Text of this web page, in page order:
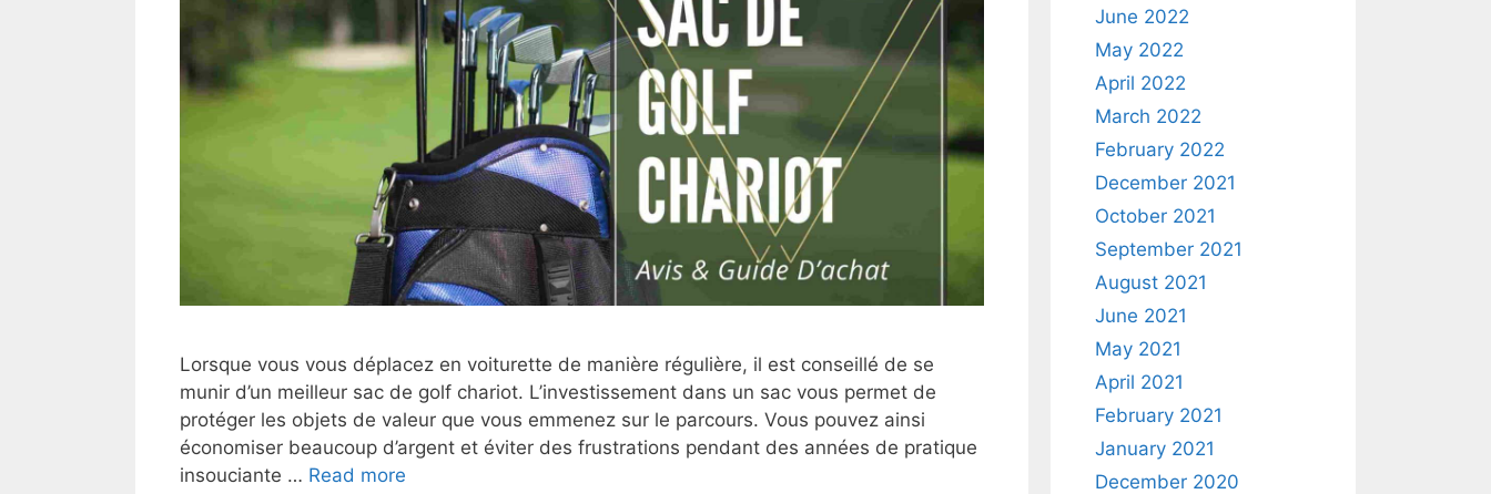
Lorsque vous vous déplacez en voiturette de manière régulière, il est conseillé de se
munir d’un meilleur sac de golf chariot. L’investissement dans un sac vous permet de
protéger les objets de valeur que vous emmenez sur le parcours. Vous pouvez ainsi
économiser beaucoup d’argent et éviter des frustrations pendant des années de pratique
insouciante … Read more
June 2022
May 2022
April 2022
March 2022
February 2022
December 2021
October 2021
September 2021
August 2021
June 2021
May 2021
April 2021
February 2021
January 2021
December 2020